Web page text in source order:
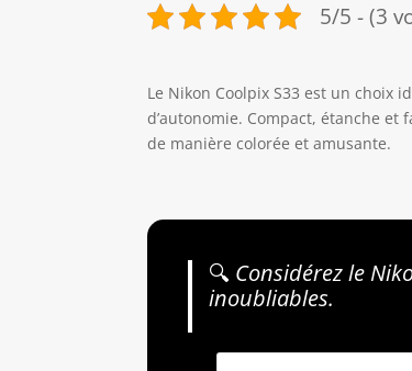
5/5 - (3
Le Nikon Coolpix S33 est un choix
d’autonomie. Compact, étanche
de manière colorée et amusante.
🔍 Considérez le
inoubliables.